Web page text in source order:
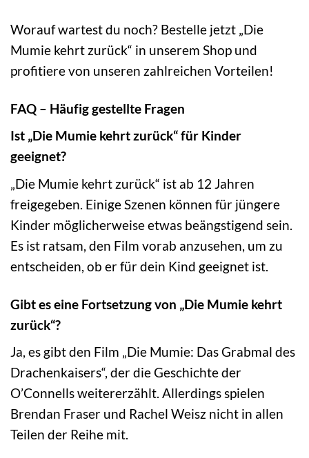
Worauf wartest du noch? Bestelle jetzt „Die
Mumie kehrt zurück“ in unserem Shop und
profitiere von unseren zahlreichen Vorteilen!
FAQ – Häufig gestellte Fragen
Ist „Die Mumie kehrt zurück“ für Kinder
geeignet?
„Die Mumie kehrt zurück“ ist ab 12 Jahren
freigegeben. Einige Szenen können für jüngere
Kinder möglicherweise etwas beängstigend sein.
Es ist ratsam, den Film vorab anzusehen, um zu
entscheiden, ob er für dein Kind geeignet ist.
Gibt es eine Fortsetzung von „Die Mumie kehrt
zurück“?
Ja, es gibt den Film „Die Mumie: Das Grabmal des
Drachenkaisers“, der die Geschichte der
O’Connells weitererzählt. Allerdings spielen
Brendan Fraser und Rachel Weisz nicht in allen
Teilen der Reihe mit.